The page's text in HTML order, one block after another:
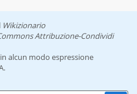
Wikizionario
Attribuzione-Condividi
alcun modo espressione